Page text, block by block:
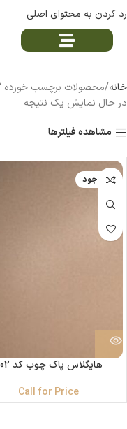
رد کردن به محتوای اصلی
خانه محصولات برچسب خورده
در حال نمایش یک نتیجه
مشاهده فیلترها
ناموجود
هایگلاس پاک چوب کد 202
Call for Price